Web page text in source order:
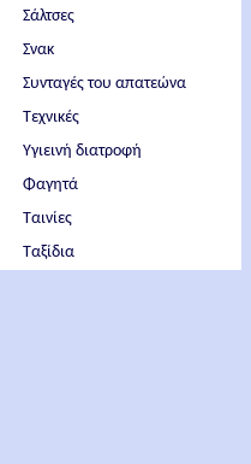
Σάλτσες
Σνακ
Συνταγές του απατεώνα
Τεχνικές
Υγιεινή διατροφή
Φαγητά
Ταινίες
Ταξίδια